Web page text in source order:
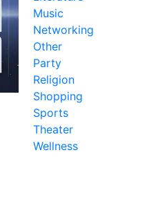
Music
Networking
Other
Party
Religion
Shopping
Sports
Theater
Wellness